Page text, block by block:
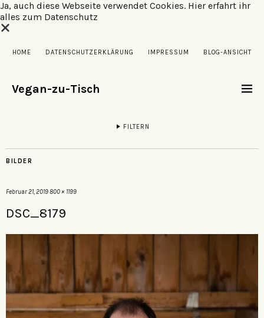
Ja, auch diese Webseite verwendet Cookies. Hier erfahrt ihr
alles zum Datenschutz
HOME DATENSCHUTZERKLÄRUNG IMPRESSUM BLOG-ANSICHT
Vegan-zu-Tisch
FILTERN
BILDER
Februar 21, 2019800 × 1199
DSC_8179